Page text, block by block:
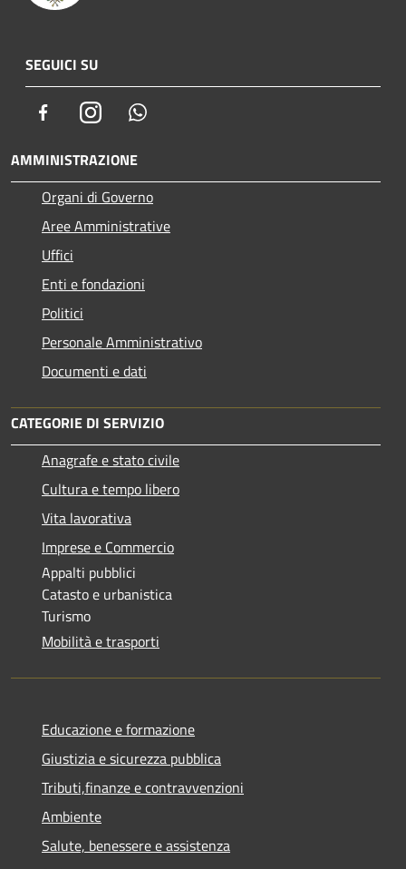
SEGUICI SU
FacebookInstagram
AMMINISTRAZIONE
Organi di Governo
Aree Amministrative
Uffici
Enti e fondazioni
Politici
Personale Amministrativo
Documenti e dati
CATEGORIE DI SERVIZIO
Anagrafe e stato civile
Cultura e tempo libero
Vita lavorativa
Imprese e Commercio
Appalti pubblici
Catasto e urbanistica
Turismo
Mobilità e trasporti
Educazione e formazione
Giustizia e sicurezza pubblica
Tributi,finanze e contravvenzioni
Ambiente
Salute, benessere e assistenza